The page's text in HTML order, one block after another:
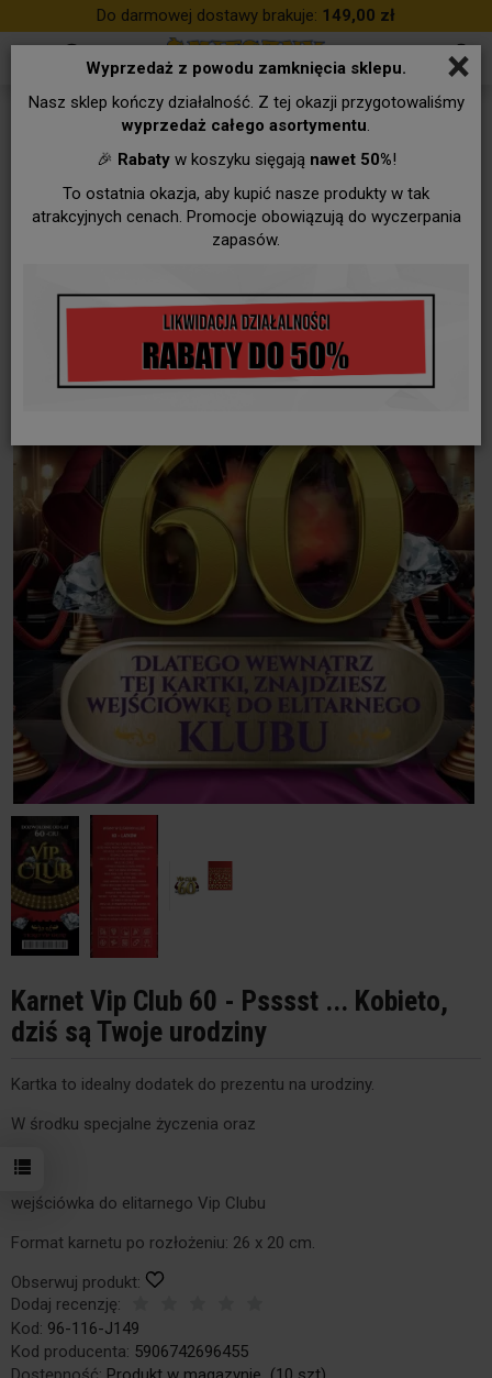
×
Wyprzedaż z powodu zamknięcia sklepu.
Nasz sklep kończy działalność. Z tej okazji przygotowaliśmy
wyprzedaż całego asortymentu.
🎉 Rabatyw koszyku sięgają nawet 50%!
To ostatnia okazja, aby kupić nasze produkty w tak
atrakcyjnych cenach. Promocje obowiązują do wyczerpania
zapasów.
Do darmowej dostawy brakuje: 149,00 zł
Karnet Vip Club 60 - Psssst ... Kobieto,
dziś są Twoje urodziny
Kartka to idealny dodatek do prezentu na urodziny.
W środku specjalne życzenia oraz
wejściówka do elitarnego Vip Clubu
Format karnetu po rozłożeniu: 26 x 20 cm.
Obserwuj produkt:
Dodaj recenzję:
Kod: 96-116-J149
Kod producenta: 5906742696455